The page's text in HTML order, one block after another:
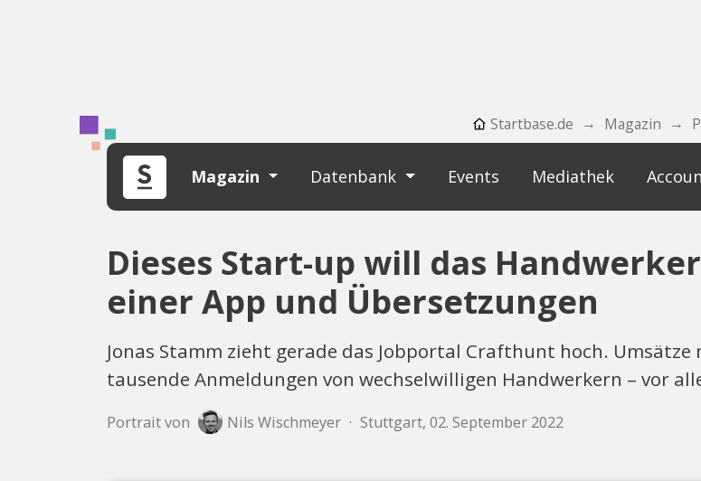
Startbase.de Magazin
Magazin Datenbank Events Mediathek
Dieses Start-up will das
einer App und Übersetzungen
Jonas Stamm zieht gerade das Jobportal Crafthunt hoch.
tausende Anmeldungen von wechselwilligen Handwerkern – vor
Portrait von Nils Wischmeyer · Stuttgart, 02. September 2022